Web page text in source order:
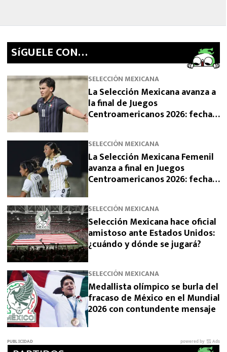
SíGUELE CON…
SELECCIÓN MEXICANA
La Selección Mexicana avanza a
la final de Juegos
Centroamericanos 2026: fecha,
SELECCIÓN MEXICANA
La Selección Mexicana Femenil
avanza a final en Juegos
Centroamericanos 2026: fecha,
SELECCIÓN MEXICANA
Selección Mexicana hace oficial
amistoso ante Estados Unidos:
¿cuándo y dónde se jugará?
SELECCIÓN MEXICANA
Medallista olímpico se burla del
fracaso de México en el Mundial
2026 con contundente mensaje